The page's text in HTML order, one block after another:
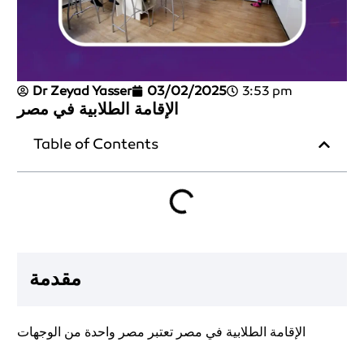
Dr Zeyad Yasser 03/02/2025 3:53 pm
الإقامة الطلابية في مصر
Table of Contents
مقدمة
الإقامة الطلابية في مصر تعتبر مصر واحدة من الوجهات